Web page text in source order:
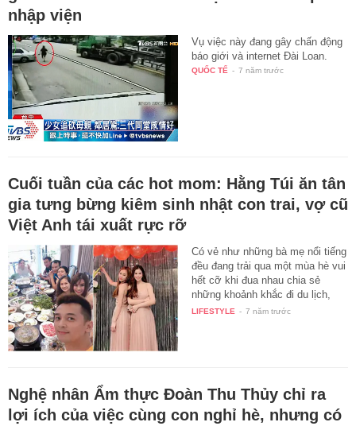
nhập viện
Vụ việc này đang gây chấn động
báo giới và internet Đài Loan.
QUỐC TẾ - 7 năm trước
Cuối tuần của các hot mom: Hằng Túi ăn tân
gia tưng bừng kiêm sinh nhật con trai, vợ cũ
Việt Anh tái xuất rực rỡ
Có vẻ như những bà mẹ nổi tiếng
đều đang trải qua một mùa hè vui
hết cỡ khi đua nhau chia sẻ
những khoảnh khắc đi du lịch,
tụ…
LIFESTYLE - 7 năm trước
Nghệ nhân Ẩm thực Đoàn Thu Thủy chỉ ra
lợi ích của việc cùng con nghỉ hè, nhưng có